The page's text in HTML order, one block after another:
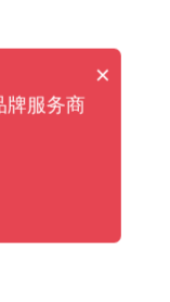
×
牌服务商